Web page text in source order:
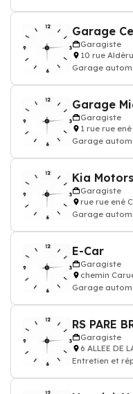
Garage
Garagiste
10 rue
Garage
Garage
Garagiste
1 rue rue
Garage
Kia
Garagiste
rue rue ené
Garage
E-Car
Garagiste
chemin
Garage
RS PARE
Garagiste
6 ALLEE DE
Entretien et